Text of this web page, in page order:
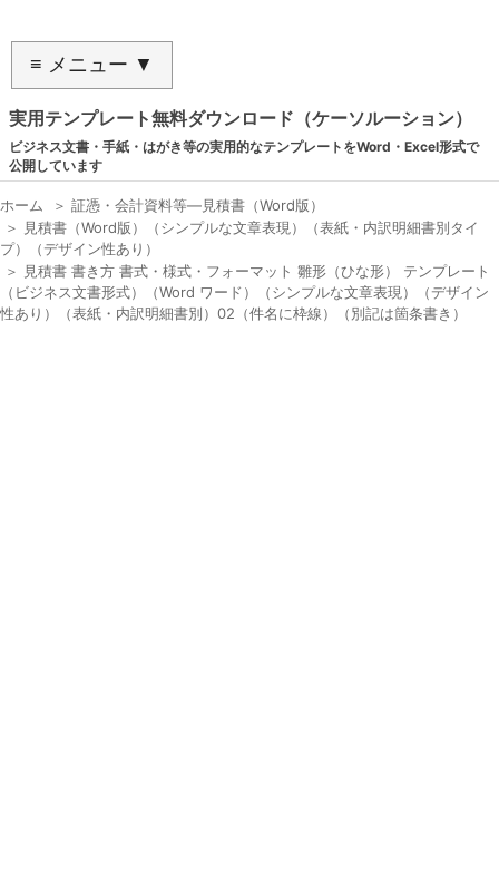
≡ メニュー ▼
実用テンプレート無料ダウンロード（ケーソルーション）
ビジネス文書・手紙・はがき等の実用的なテンプレートをWord・Excel形式で
公開しています
ホーム ＞ 証憑・会計資料等―見積書（Word版）
＞ 見積書（Word版）（シンプルな文章表現）（表紙・内訳明細書別タイ
プ）（デザイン性あり）
＞ 見積書 書き方 書式・様式・フォーマット 雛形（ひな形） テンプレート
（ビジネス文書形式）（Word ワード）（シンプルな文章表現）（デザイン
性あり）（表紙・内訳明細書別）02（件名に枠線）（別記は箇条書き）